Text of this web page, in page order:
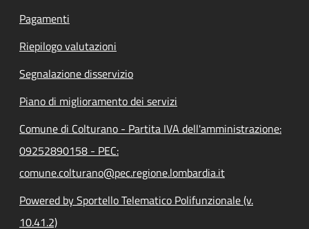
Pagamenti
Riepilogo valutazioni
Segnalazione disservizio
Piano di miglioramento dei servizi
Comune di Colturano - Partita IVA dell'amministrazione:
09252890158 - PEC:
comune.colturano@pec.regione.lombardia.it
Powered by Sportello Telematico Polifunzionale (v.
10.41.2)